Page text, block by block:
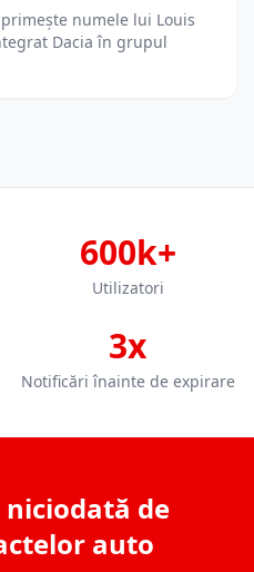
numele lui Louis
Dacia în grupul
600k+
Utilizatori
3x
Notificări înainte de expirare
de
auto